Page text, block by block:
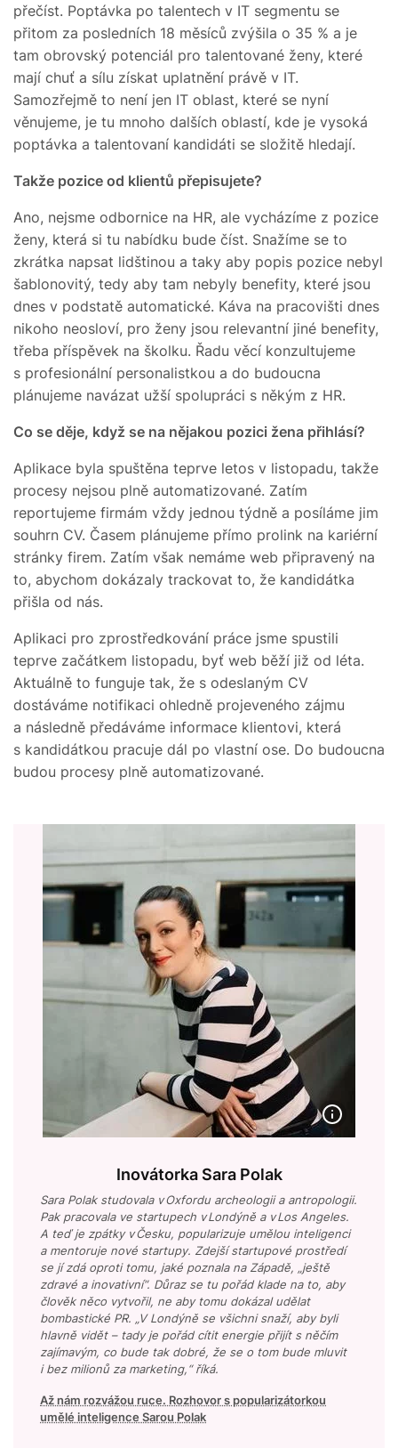
přečíst. Poptávka po talentech v IT segmentu se
přitom za posledních 18 měsíců zvýšila o 35 % a je
tam obrovský potenciál pro talentované ženy, které
mají chuť a sílu získat uplatnění právě v IT.
Samozřejmě to není jen IT oblast, které se nyní
věnujeme, je tu mnoho dalších oblastí, kde je vysoká
poptávka a talentovaní kandidáti se složitě hledají.
Takže pozice od klientů přepisujete?
Ano, nejsme odbornice na HR, ale vycházíme z pozice
ženy, která si tu nabídku bude číst. Snažíme se to
zkrátka napsat lidštinou a taky aby popis pozice nebyl
šablonovitý, tedy aby tam nebyly benefity, které jsou
dnes v podstatě automatické. Káva na pracovišti dnes
nikoho neosloví, pro ženy jsou relevantní jiné benefity,
třeba příspěvek na školku. Řadu věcí konzultujeme
s profesionální personalistkou a do budoucna
plánujeme navázat užší spolupráci s někým z HR.
Co se děje, když se na nějakou pozici žena přihlásí?
Aplikace byla spuštěna teprve letos v listopadu, takže
procesy nejsou plně automatizované. Zatím
reportujeme firmám vždy jednou týdně a posíláme jim
souhrn CV. Časem plánujeme přímo prolink na kariérní
stránky firem. Zatím však nemáme web připravený na
to, abychom dokázaly trackovat to, že kandidátka
přišla od nás.
Aplikaci pro zprostředkování práce jsme spustili
teprve začátkem listopadu, byť web běží již od léta.
Aktuálně to funguje tak, že s odeslaným CV
dostáváme notifikaci ohledně projeveného zájmu
a následně předáváme informace klientovi, která
s kandidátkou pracuje dál po vlastní ose. Do budoucna
budou procesy plně automatizované.
Inovátorka Sara Polak
Sara Polak studovala v Oxfordu archeologii a antropologii.
Pak pracovala ve startupech v Londýně a v Los Angeles.
A teď je zpátky v Česku, popularizuje umělou inteligenci
a mentoruje nové startupy. Zdejší startupové prostředí
se jí zdá oproti tomu, jaké poznala na Západě, „ještě
zdravé a inovativní“. Důraz se tu pořád klade na to, aby
člověk něco vytvořil, ne aby tomu dokázal udělat
bombastické PR. „V Londýně se všichni snaží, aby byli
hlavně vidět – tady je pořád cítit energie přijít s něčím
zajímavým, co bude tak dobré, že se o tom bude mluvit
i bez milionů za marketing,“ říká.
Až nám rozvážou ruce. Rozhovor s popularizátorkou
umělé inteligence Sarou Polak